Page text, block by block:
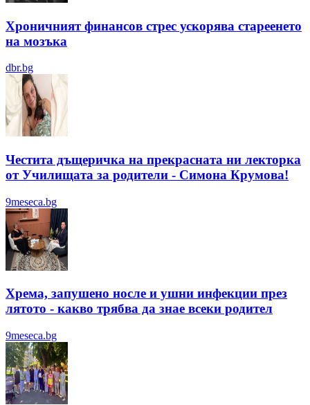
Хроничният финансов стрес ускорява стареенето
на мозъка
dbr.bg
Честита дъщеричка на прекрасната ни лекторка
от Училищата за родители - Симона Крумова!
9meseca.bg
Хрема, запушено носле и ушни инфекции през
лятотo - какво трябва да знае всеки родител
9meseca.bg